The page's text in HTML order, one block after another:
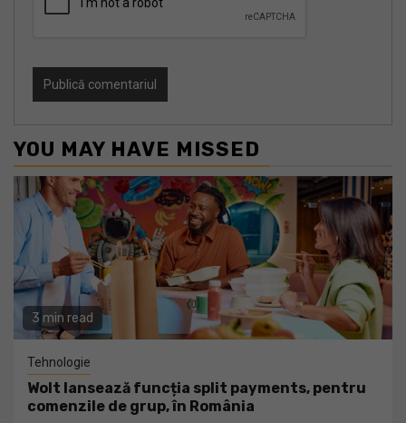
YOU MAY HAVE MISSED
3 min read
Tehnologie
Wolt lansează funcția split payments, pentru
comenzile de grup, în România